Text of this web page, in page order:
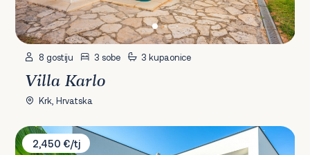
8 gostiju 3 sobe 3 kupaonice
Villa Karlo
Krk, Hrvatska
Villa White Sails 1
2,450 €/tj